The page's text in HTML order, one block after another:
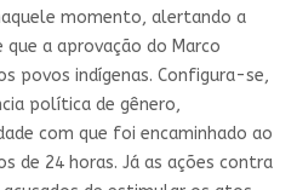
momento, alertando a
que a aprovação do Marco
povos indígenas. Configura-se,
política de gênero,
com que foi encaminhado ao
de 24 horas. Já as ações contra